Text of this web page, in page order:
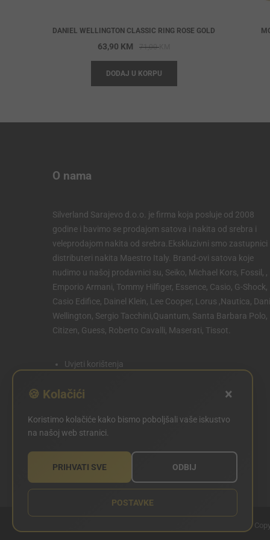
DANIEL WELLINGTON CLASSIC RING ROSE GOLD
71,00
price
71,00 KM.
63,90 KM
price
63,90 KM.
DODAJ U KORPU
O nama
Silverland Sarajevo d.o.o. je firma koja posluje od 2008
godine i bavimo se prodajom satova i nakita od srebra i
veleprodajom nakita od srebra.Ekskluzivni smo zastupnici
distributeri nakita Maestro Italy. Brand-ovi satova koje
nudimo u našoj prodavnici su, Seiko, Michael Kors, Fossil, ,
Emporio Armani, Tommy Hilfiger, Essence, Casio, G-Shock,
Casio Edifice, Dainel Klein, Lee Cooper, Lorus ,Nautica,
Wellington, Sergio Tacchini,Quantum, Santa Barbara Polo,
Citizen, Guess, Roberto Cavalli, Maserati, Tissot.
Uvjeti korištenja
Politika kolačića
POSTAVKE KOLAČIĆA
🍪 Kolačići ×
Koristimo kolačiće kako bismo poboljšali vaše iskustvo
na našoj web stranici.
PRIHVATI SVE ODBIJ
POSTAVKE